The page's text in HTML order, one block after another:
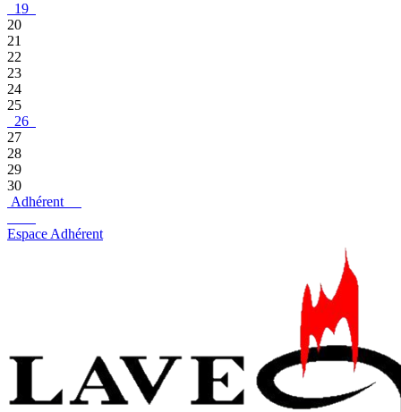
19
20
21
22
23
24
25
26
27
28
29
30
Adhérent
Espace Adhérent